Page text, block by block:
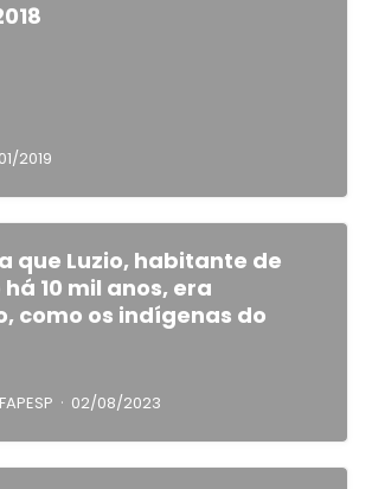
2019
que Luzio, habitante de
há 10 mil anos, era
como os indígenas do
· 02/08/2023